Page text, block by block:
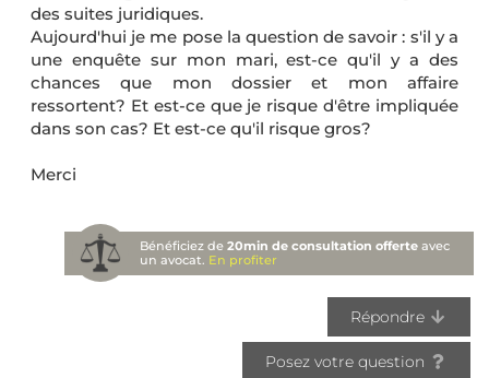
des suites juridiques.
Aujourd'hui je me pose la question de savoir : s'il y a
une enquête sur mon mari, est-ce qu'il y a des
chances que mon dossier et mon affaire
ressortent? Et est-ce que je risque d'être impliquée
dans son cas? Et est-ce qu'il risque gros?
Merci
Bénéficiez de20min de consultation offerte avec
un avocat. En profiter
Répondre
Posez votre question